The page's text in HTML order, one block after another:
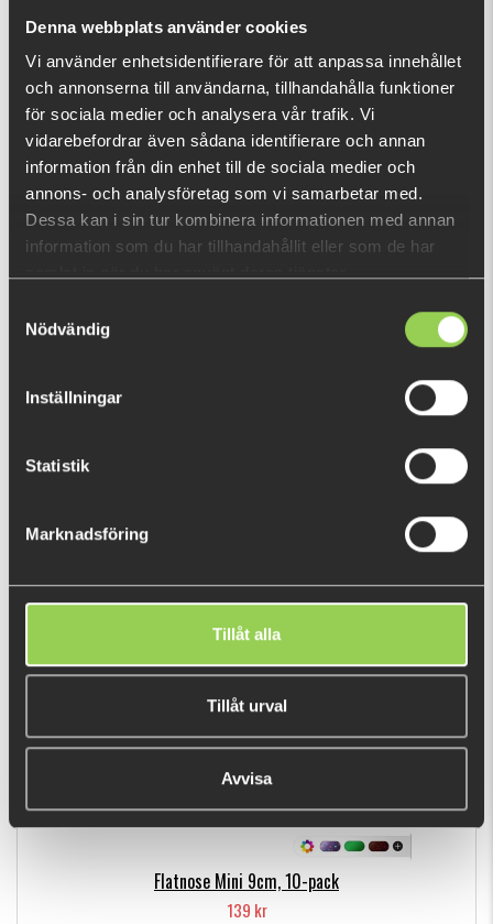
Denna webbplats använder cookies
Vi använder enhetsidentifierare för att anpassa innehållet
och annonserna till användarna, tillhandahålla funktioner
för sociala medier och analysera vår trafik. Vi
vidarebefordrar även sådana identifierare och annan
information från din enhet till de sociala medier och
annons- och analysföretag som vi samarbetar med.
Dessa kan i sin tur kombinera informationen med annan
information som du har tillhandahållit eller som de har
Nödvändig
Inställningar
Statistik
Marknadsföring
Tillåt alla
Tillåt urval
Avvisa
Vad är detta?
DU TITTADE NYLIGEN PÅ
Fåtal kvar
POPULÄRA PRODUKTER
Flatnose Mini 9cm, 10-pack
139 kr